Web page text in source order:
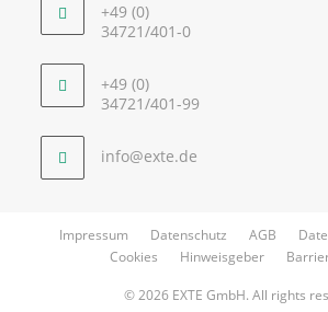
+49 (0)
34721/401-0
+49 (0)
34721/401-99
info@exte.de
Impressum Datenschutz AGB
Cookies
Hinweisgeber
© 2026 EXTE GmbH. All rights